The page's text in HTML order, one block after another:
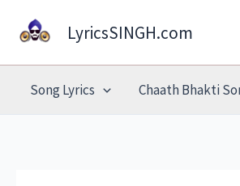
LyricsSINGH.com
Song Lyrics Chaath Bhakti